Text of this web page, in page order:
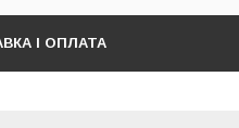
І ОПЛАТА